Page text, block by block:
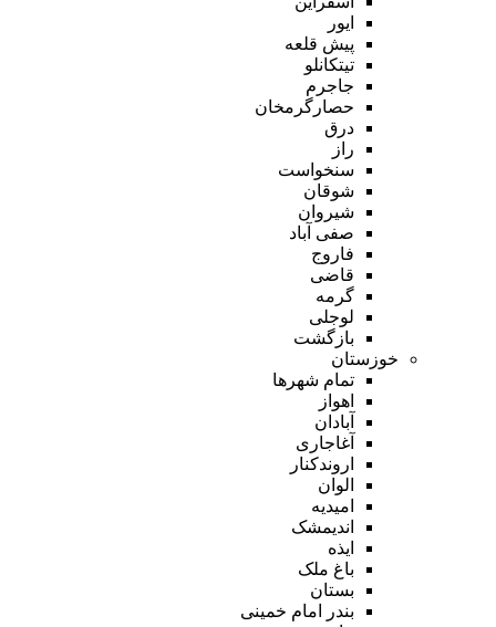
ایور
پیش قلعه
تیتکانلو
جاجرم
حصارگرمخان
درق
راز
سنخواست
شوقان
شیروان
صفی آباد
فاروج
قاضی
گرمه
لوجلی
بازگشت
خوزستان
تمام شهر‌ها
اهواز
آبادان
آغاجاری
اروندکنار
الوان
امیدیه
اندیمشک
ایذه
باغ ملک
بستان
بندر امام خمینی